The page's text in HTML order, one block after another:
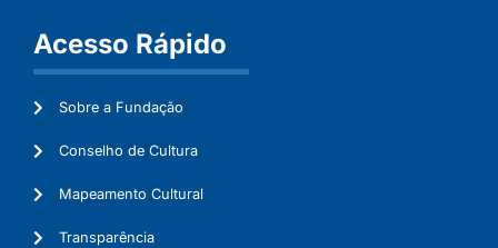
Acesso Rápido
Sobre a Fundação
Conselho de Cultura
Mapeamento Cultural
Transparência